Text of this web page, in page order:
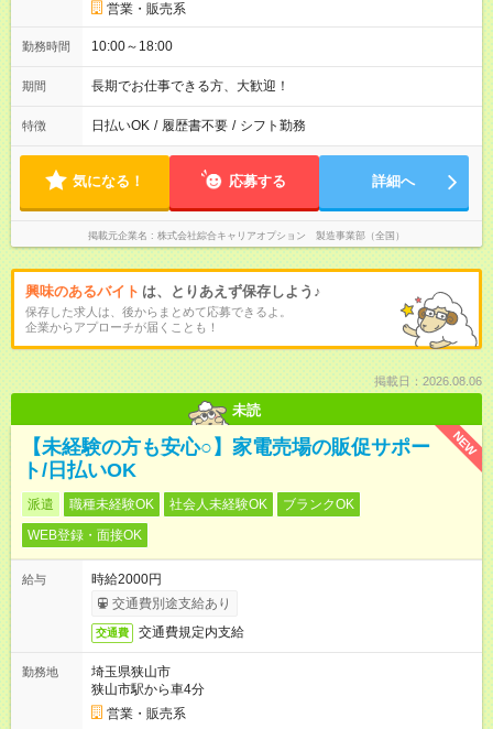
営業・販売系
勤務時間 10:00～18:00
期間 長期でお仕事できる方、大歓迎！
特徴 日払いOK / 履歴書不要 / シフト勤務
気になる！ 応募する 詳細へ
掲載元企業名 株式会社綜合キャリアオプション 製造事業部（全国）
興味のあるバイト は、とりあえず保存しよう♪
保存した求人は、後からまとめて応募できるよ。
企業からアプローチが届くことも！
掲載日：2026.08.06
未読
NEW
【未経験の方も安心○】家電売場の販促サポー
ト/日払いOK
派遣 職種未経験OK 社会人未経験OK
ブランクOK
WEB登録・面接OK
給与
時給2000円
交通費別途支給あり
交通費 交通費規定内支給
勤務地
埼玉県狭山市
狭山市駅から車4分
営業・販売系